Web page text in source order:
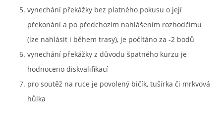
vynechání překážky bez platného pokusu o její
překonání a po předchozím nahlášením rozhodčímu
(lze nahlásit i během trasy), je počítáno za -2 bodů
vynechání překážky z důvodu špatného kurzu je
hodnoceno diskvalifikací
pro soutěž na ruce je povolený bičík, tušírka či mrkvová
hůlka